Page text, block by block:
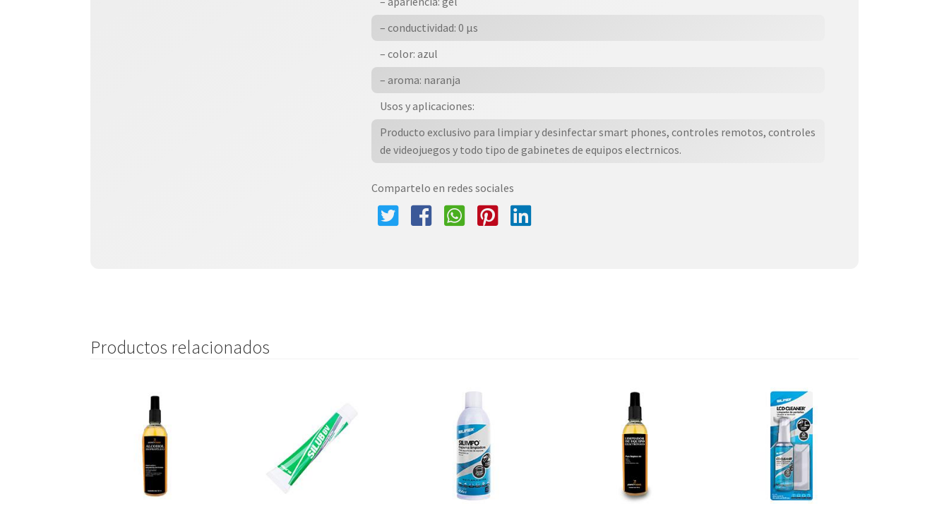
– conductividad: 0 µs
– color: azul
– aroma: naranja
Usos y aplicaciones:
Producto exclusivo para limpiar y desinfectar smart phones, controles remotos, controles
de videojuegos y todo tipo de gabinetes de equipos electrnicos.
Compartelo en redes sociales
Productos relacionados